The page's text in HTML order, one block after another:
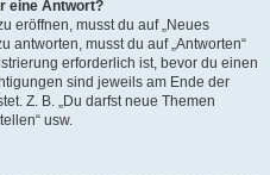
eine Antwort?
eröffnen, musst du auf „Neues
antworten, musst du auf „Antworten“
erforderlich ist, bevor du einen
sind jeweils am Ende der
Z. B. „Du darfst neue Themen
usw.